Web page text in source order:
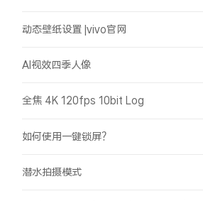
动态壁纸设置 |vivo官网
AI视效四季人像
全焦 4K 120fps 10bit Log
如何使用一键锁屏？
潜水拍摄模式